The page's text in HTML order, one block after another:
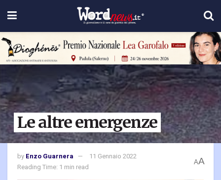
Le altre emergenze
by Enzo Guarnera
11 Gennaio 2022
Reading Time: 1 min read
AA